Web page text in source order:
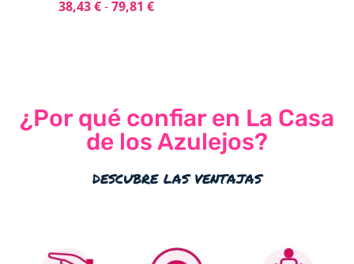
38,43€-79,81 €
¿Por qué confiar en La Casa
de los Azulejos?
descubre las ventajas